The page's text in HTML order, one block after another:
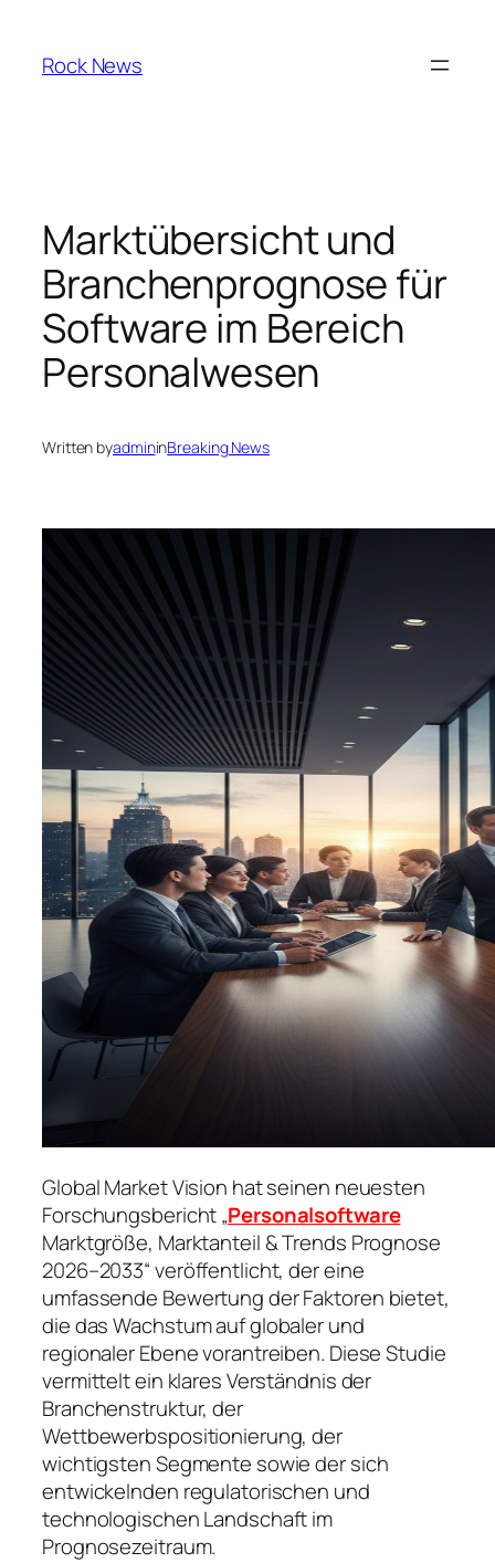
content
Rock News
Marktübersicht und
Branchenprognose für
Software im Bereich
Personalwesen
Written byadmininBreaking News
Global Market Vision hat seinen neuesten
Forschungsbericht „Personalsoftware
Marktgröße, Marktanteil & Trends Prognose
2026–2033“ veröffentlicht, der eine
umfassende Bewertung der Faktoren bietet,
die das Wachstum auf globaler und
regionaler Ebene vorantreiben. Diese Studie
vermittelt ein klares Verständnis der
Branchenstruktur, der
Wettbewerbspositionierung, der
wichtigsten Segmente sowie der sich
entwickelnden regulatorischen und
technologischen Landschaft im
Prognosezeitraum.